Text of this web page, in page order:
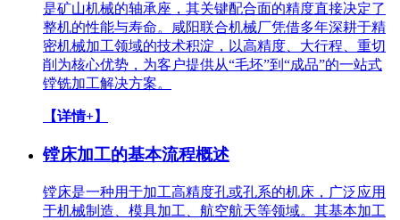
是矿山机械的轴承座，其关键配合面的精度直接决定了
整机的性能与寿命。咸阳联合机械厂凭借多年深耕于精
密机械加工领域的技术积淀，以高精度、大行程、重切
削为核心优势，为客户提供从“毛坯”到“成品”的一站式
镗铣加工解决方案。
【详情+】
镗床加工的基本流程概述
镗床是一种用于加工高精度孔或孔系的机床，广泛应用
于机械制造、模具加工、航空航天等领域。其基本加工